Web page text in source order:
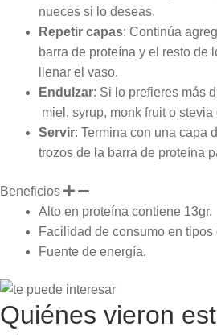
nueces si lo deseas.
Repetir capas: Continúa
barra de proteína y el resto de
llenar el vaso.
Endulzar: Si lo prefieres más
miel, syrup, monk fruit o
Servir: Termina con una capa
trozos de la barra de proteína
Beneficios
Alto en proteína contiene 13gr.
Facilidad de consumo en tipos
Fuente de energía.
Quiénes vieron